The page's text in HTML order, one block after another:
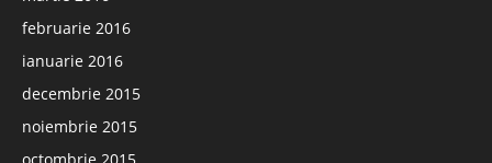
februarie 2016
ianuarie 2016
decembrie 2015
noiembrie 2015